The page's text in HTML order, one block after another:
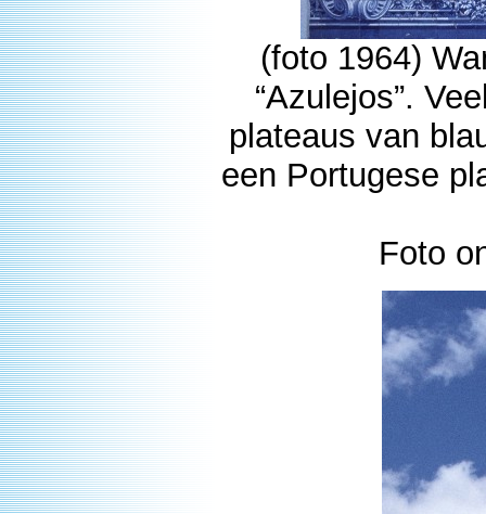
(foto 1964)
“Azulejos”.
plateaus van
een Portugese
Foto